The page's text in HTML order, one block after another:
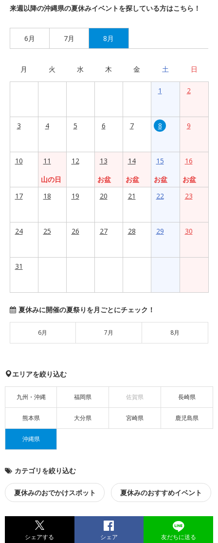
来週以降の沖縄県の夏休みイベントを探している方はこちら！
6月 7月 8月
月 火 水 木 金 土 日
1 2
3 4 5 6 7 8 9
10
11
山の日
12
13
お盆
14
お盆
15
お盆
16
お盆
17
18 19 20 21 22 23
24 25 26 27 28 29 30
31
夏休みに開催の夏祭りを月ごとにチェック！
6月 7月 8月
エリアを絞り込む
九州・沖縄 福岡県 佐賀県 長崎県
熊本県 大分県 宮崎県 鹿児島県
沖縄県
カテゴリを絞り込む
夏休みのおでかけスポット 夏休みのおすすめイベント
シェアする シェア 友だちに送る